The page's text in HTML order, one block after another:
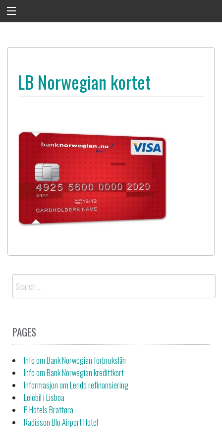
LB Norwegian kortet
for:
PAGES
Info om Bank Norwegian forbrukslån
Info om Bank Norwegian kredittkort
Informasjon om Lendo refinansiering
Leiebil i Lisboa
P-Hotels Brattøra
Radisson Blu Airport Hotel